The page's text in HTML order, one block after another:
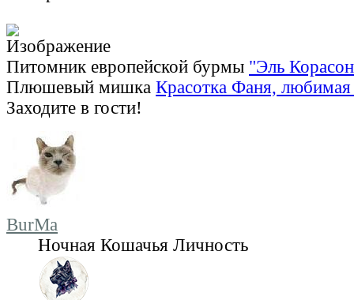
Питомник европейской бурмы "Эль
Плюшевый мишка Красотка Фаня, любимая
Заходите в гости!
BurMa
Ночная Кошачья Личность